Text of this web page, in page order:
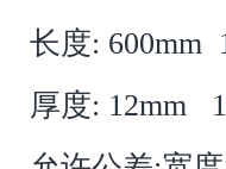
长度: 600mm
厚度: 12mm